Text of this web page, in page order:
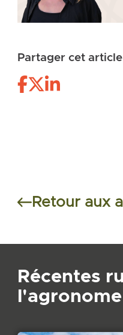
Partager cet article
Retour aux
Récentes
l'agronome